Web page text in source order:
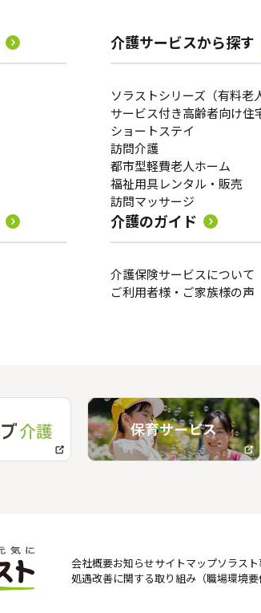
介護サービスから探す
ソラストシリーズ（有料老
サービス付き高齢者向け住
ショートステイ
訪問介護
都市型軽費老人ホーム
福祉用具レンタル・販売
訪問マッサージ
介護のガイド
介護保険サービスについて
ご利用者様・ご家族様の声
会社概要お知らせサイトマップソラス
処遇改善に関する取り組み（職場環境要